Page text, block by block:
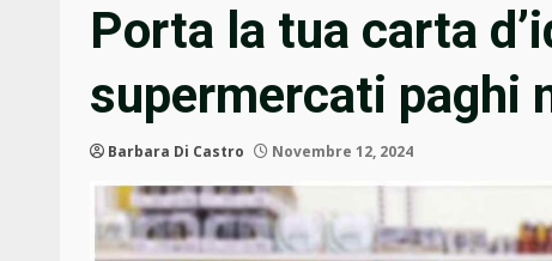
Porta la tua carta
supermercati paghi
Barbara Di Castro Novembre 12, 2024